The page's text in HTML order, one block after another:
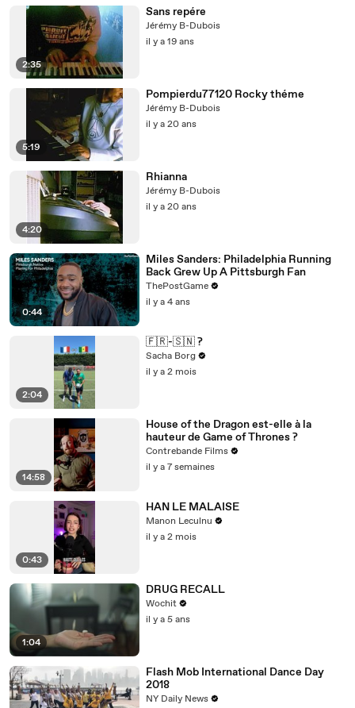
2:35
Sans repére
Jérémy B-Dubois
il y a 19 ans
5:19
Pompierdu77120 Rocky théme
Jérémy B-Dubois
il y a 20 ans
4:20
Rhianna
Jérémy B-Dubois
il y a 20 ans
0:44
Miles Sanders: Philadelphia Running
Back Grew Up A Pittsburgh Fan
ThePostGame
il y a 4 ans
2:04
🇫🇷-🇸🇳 ?
Sacha Borg
il y a 2 mois
14:58
House of the Dragon est-elle à la
hauteur de Game of Thrones ?
Contrebande Films
il y a 7 semaines
0:43
HAN LE MALAISE
Manon Leculnu
il y a 2 mois
1:04
DRUG RECALL
Wochit
il y a 5 ans
Flash Mob International Dance Day
2018
NY Daily News